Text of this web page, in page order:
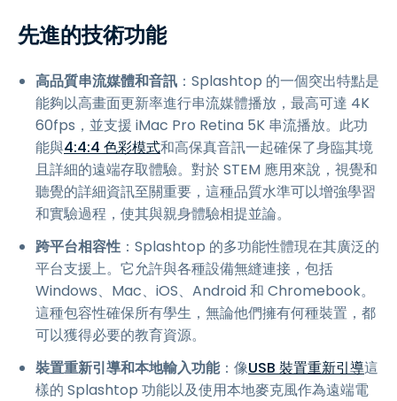
先進的技術功能
高品質串流媒體和音訊 ：Splashtop 的一個突出特點是
能夠以高畫面更新率進行串流媒體播放，最高可達 4K
60fps，並支援 iMac Pro Retina 5K 串流播放。此功
能與4:4:4 色彩模式和高保真音訊一起確保了身臨其境
且詳細的遠端存取體驗。對於 STEM 應用來說，視覺和
聽覺的詳細資訊至關重要，這種品質水準可以增強學習
和實驗過程，使其與親身體驗相提並論。
跨平台相容性 ：Splashtop 的多功能性體現在其廣泛的
平台支援上。它允許與各種設備無縫連接，包括
Windows、Mac、iOS、Android 和 Chromebook。
這種包容性確保所有學生，無論他們擁有何種裝置，都
可以獲得必要的教育資源。
裝置重新引導和本地輸入功能：像USB 裝置重新引導這
樣的 Splashtop 功能以及使用本地麥克風作為遠端電